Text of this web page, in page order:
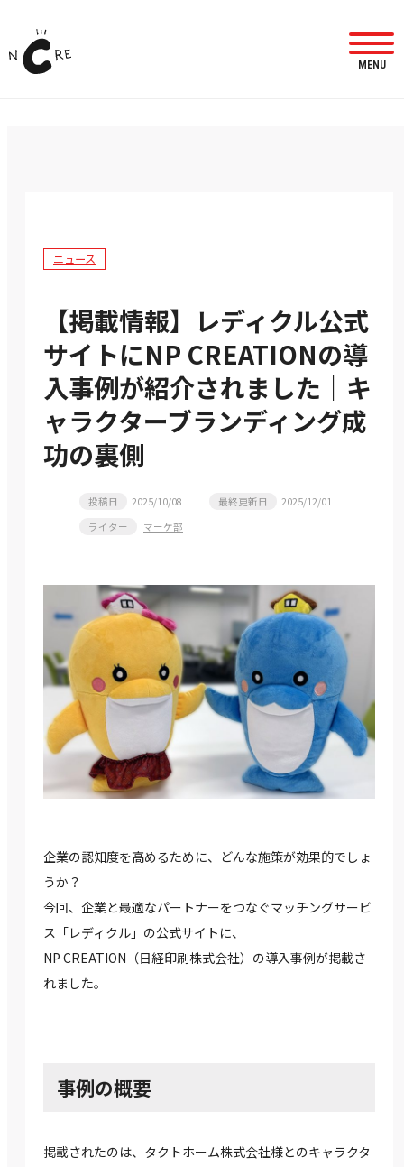
MENU
ニュース
【掲載情報】レディクル公式
サイトにNP CREATIONの導
入事例が紹介されました｜キ
ャラクターブランディング成
功の裏側
投稿日 2025/10/08 最終更新日
2025/12/01
ライター
マーケ部
企業の認知度を高めるために、どんな施策が効果的でしょ
うか？
今回、企業と最適なパートナーをつなぐマッチングサービ
ス「レディクル」の公式サイトに、
NP CREATION（日経印刷株式会社）の導入事例が掲載さ
れました。
事例の概要
掲載されたのは、タクトホーム株式会社様とのキャラクタ